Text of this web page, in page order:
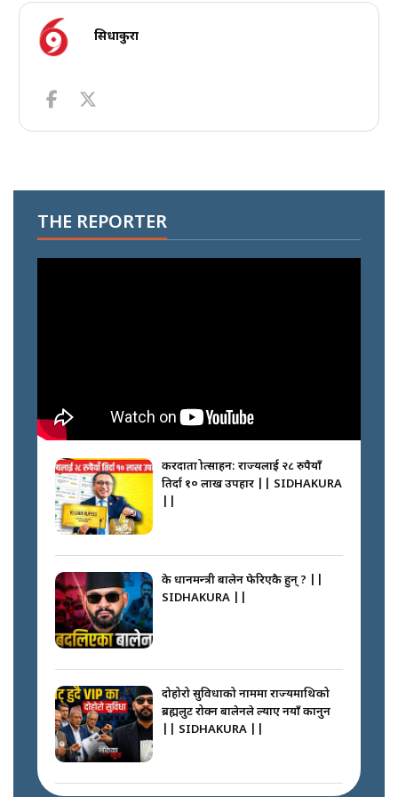
सिधाकुरा
THE REPORTER
करदाता प्रोत्साहन: राज्यलाई २८ रुपैयाँ
तिर्दा १० लाख उपहार || SIDHAKURA
के प्रधानमन्त्री बालेन फेरिएकै हुन् ? ||
SIDHAKURA ||
दोहोरो सुविधाको नाममा राज्यमाथिको
ब्रह्मलुट रोक्न बालेनले ल्याए नयाँ कानुन
|| SIDHAKURA ||